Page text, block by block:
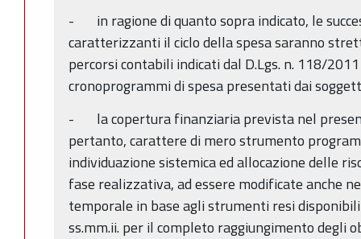
- in ragione di quanto sopra indicato, le
caratterizzanti il ciclo della spesa saranno
percorsi contabili indicati dal D.Lgs. n. 118/
cronoprogrammi di spesa presentati dai
- la copertura finanziaria prevista nel
pertanto, carattere di mero strumento
individuazione sistemica ed allocazione delle
fase realizzativa, ad essere modificate anche
temporale in base agli strumenti resi
ss.mm.ii. per il completo raggiungimento degli